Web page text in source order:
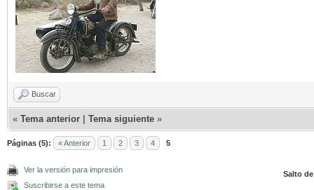
Buscar
« Tema anterior Tema siguiente »
Páginas (5): « Anterior 1 2 3 4 5
Ver la versión para impresión
Suscribirse a este tema
Salto